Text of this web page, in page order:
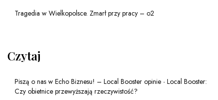
Tragedia w Wielkopolsce. Zmarł przy pracy – o2
Czytaj
Piszą o nas w Echo Biznesu! – Local Booster opinie - Local Booster:
Czy obietnice przewyższają rzeczywistość?